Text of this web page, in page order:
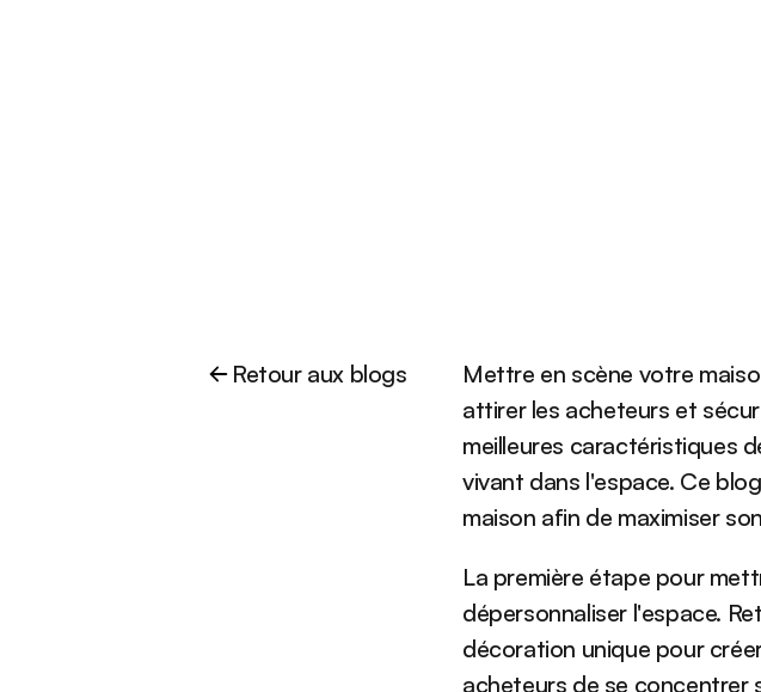
Retour aux blogs
Mettre en scène votre
attirer les acheteurs et
meilleures caractéristiques
vivant dans l'espace. Ce
maison afin de maximiser
La première étape pour
dépersonnaliser l'espace.
décoration unique pour
acheteurs de se concentrer